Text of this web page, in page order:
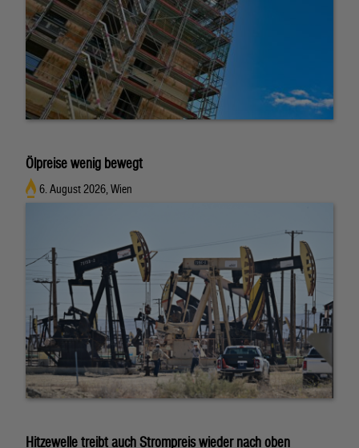
Ölpreise wenig bewegt
6. August 2026, Wien
Hitzewelle treibt auch Strompreis wieder nach oben